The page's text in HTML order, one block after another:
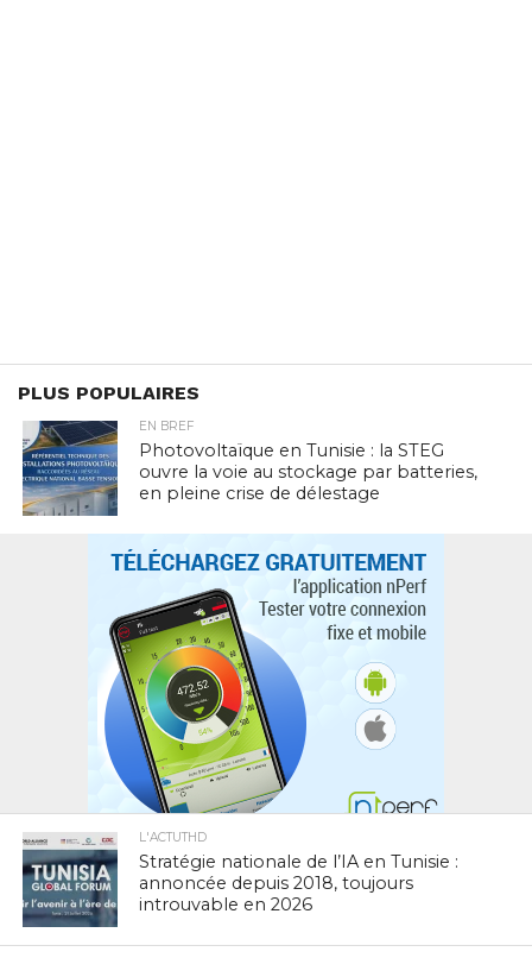
PLUS POPULAIRES
EN BREF
Photovoltaïque en Tunisie : la STEG
ouvre la voie au stockage par batteries,
en pleine crise de délestage
L'ACTUTHD
Stratégie nationale de l’IA en Tunisie :
annoncée depuis 2018, toujours
introuvable en 2026